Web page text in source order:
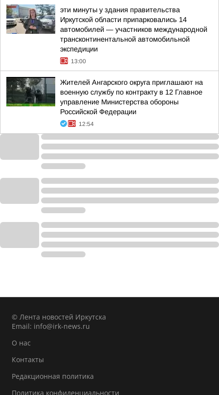
эти минуты у здания правительства
Иркутской области припарковались 14
автомобилей — участников международной
трансконтинентальной автомобильной
экспедиции
13:00
Жителей Ангарского округа приглашают на
военную службу по контракту в 12 Главное
управление Министерства обороны
Российской Федерации
12:54
© Лента новостей Иркутска
Email: info@irk-news.ru
О нас
Контакты
Редакционная политика
Политика конфиденциальности